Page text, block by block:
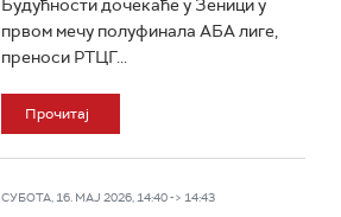
Будућности дочекаће у Зеници у
првом мечу полуфинала АБА лиге,
преноси РТЦГ...
Прочитај
СУБОТА, 16. МАЈ 2026, 14:40 -> 14:43